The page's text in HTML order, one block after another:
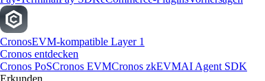
CronosEVM-kompatible Layer 1
Cronos entdecken
Cronos PoSCronos EVMCronos zkEVMAI Agent SDK
Erkunden